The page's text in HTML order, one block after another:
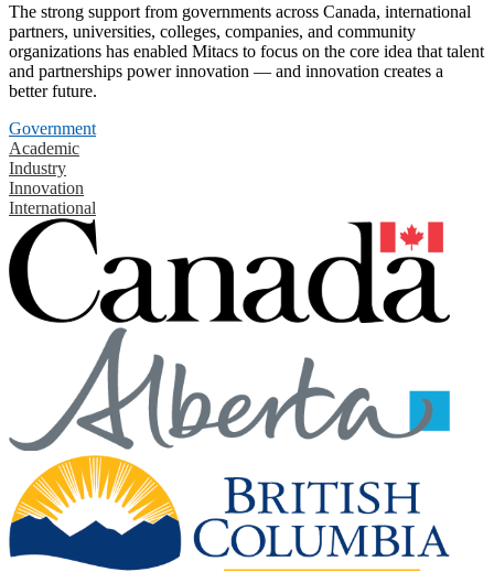
The strong support from governments across Canada, international
partners, universities, colleges, companies, and community
organizations has enabled Mitacs to focus on the core idea that talent
and partnerships power innovation — and innovation creates a
better future.
Government
Academic
Industry
Innovation
International